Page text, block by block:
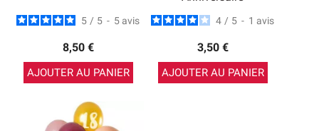
5 / 5 - 5 avis
8,50 €
AJOUTER AU PANIER
4 / 5 - 1 avis
3,50 €
AJOUTER AU PANIER